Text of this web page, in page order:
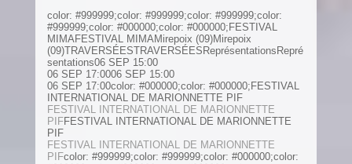
color: #999999;color: #999999;color: #999999;color:
#999999;color: #000000;color: #000000;FESTIVAL
MIMAFESTIVAL MIMAMirepoix (09)Mirepoix
(09)TRAVERSÉESTRAVERSÉESReprésentationsRepré
sentations06 SEP 15:00
06 SEP 17:0006 SEP 15:00
06 SEP 17:00color: #000000;color: #000000;FESTIVAL
INTERNATIONAL DE MARIONNETTE PIF
FESTIVAL INTERNATIONAL DE MARIONNETTE
PIFFESTIVAL INTERNATIONAL DE MARIONNETTE
PIF
FESTIVAL INTERNATIONAL DE MARIONNETTE
PIFcolor: #999999;color: #999999;color: #000000;color: